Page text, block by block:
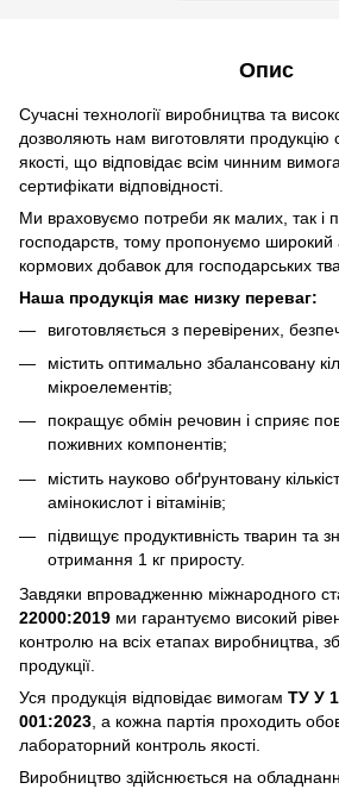
Опис
Сучасні технології виробництва та
дозволяють нам виготовляти продукцію
якості, що відповідає всім чинним
сертифікати відповідності.
Ми враховуємо потреби як малих, так і
господарств, тому пропонуємо широкий
кормових добавок для господарських
Наша продукція має низку переваг:
виготовляється з перевірених,
містить оптимально збалансовану
мікроелементів;
покращує обмін речовин і сприяє
поживних компонентів;
містить науково обґрунтовану
амінокислот і вітамінів;
підвищує продуктивність тварин та
отримання 1 кг приросту.
Завдяки впровадженню міжнародного
22000:2019 ми гарантуємо високий
контролю на всіх етапах виробництва,
продукції.
Уся продукція відповідає вимогам ТУ У
001:2023 , а кожна партія проходить
лабораторний контроль якості.
Виробництво здійснюється на